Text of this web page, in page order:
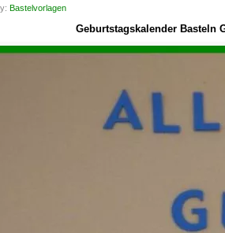
Bastelvorlagen
Geburtstagskalender Basteln